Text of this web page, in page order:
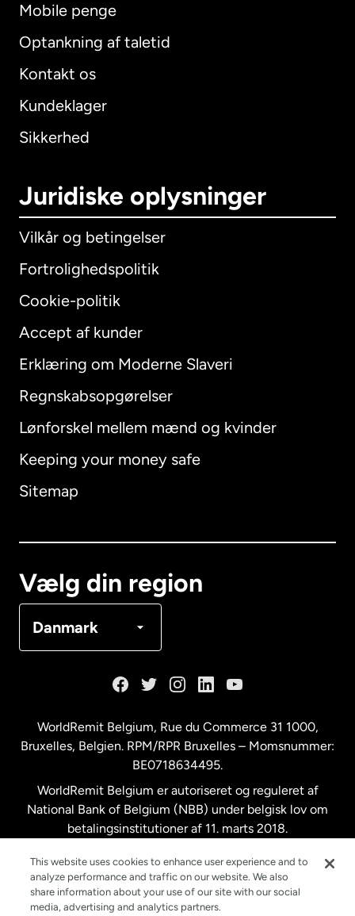
Mobile penge
Optankning af taletid
Kontakt os
Kundeklager
Sikkerhed
Juridiske oplysninger
Vilkår og betingelser
Fortrolighedspolitik
Cookie-politik
Accept af kunder
Erklæring om Moderne Slaveri
Regnskabsopgørelser
Lønforskel mellem mænd og kvinder
Keeping your money safe
Sitemap
Vælg din region
Danmark
International English
Australien
Malaysia
New Zealand
Spanien
Storbritannien
WorldRemit Belgium, Rue du Commerce 31 1000,
Bruxelles, Belgien. RPM/RPR Bruxelles – Momsnummer:
BE0718634495.
WorldRemit Belgium er autoriseret og reguleret af
National Bank of Belgium (NBB) under belgisk lov om
betalingsinstitutioner af 11. marts 2018.
This website uses cookies to enhance user experience and to
analyze performance and traffic on our website. We also
share information about your use of our site with our social
media, advertising and analytics partners.